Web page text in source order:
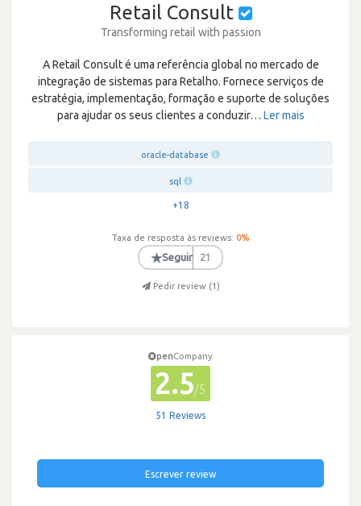
Retail Consult
Transforming retail with passion
A Retail Consult é uma referência global no mercado de
integração de sistemas para Retalho. Fornece serviços de
estratégia, implementação, formação e suporte de soluções
para ajudar os seus clientes a conduzir… Ler mais
oracle-database
sql
+18
Taxa de resposta às reviews: 0%
★Seguir 21
Pedir review (1)
penCompany
2.5/5
51 Reviews
Escrever review